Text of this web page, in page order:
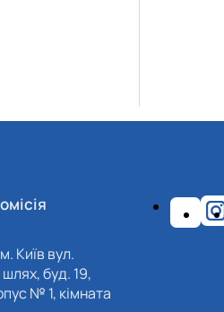
Київ вул.
шлях, буд. 19,
№ 1, кімната